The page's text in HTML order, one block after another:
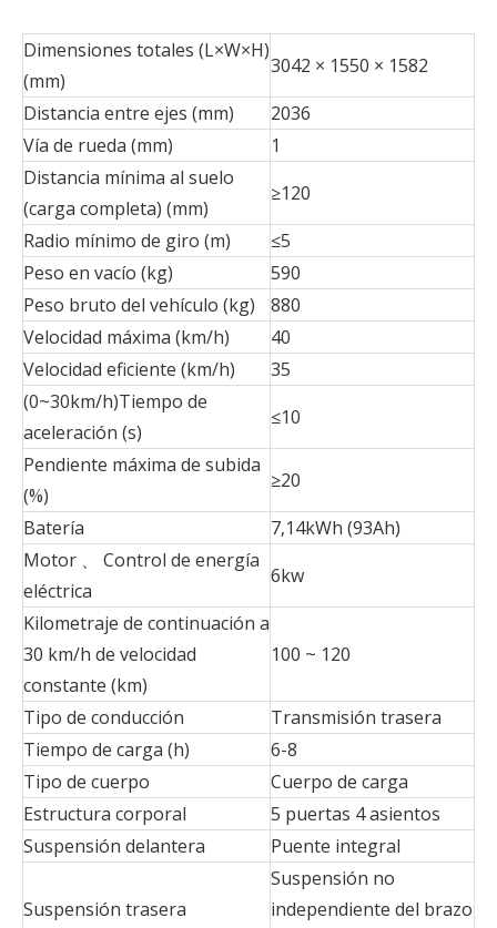
Dimensiones totales (L×W×H)
(mm)
3042 × 1550 × 1582
Distancia entre ejes (mm)
2036
Vía de rueda (mm)
1
Distancia mínima al suelo
(carga completa) (mm)
≥120
Radio mínimo de giro (m)
≤5
Peso en vacío (kg)
590
Peso bruto del vehículo (kg)
880
Velocidad máxima (km/h)
40
Velocidad eficiente (km/h)
35
(0~30km/h)Tiempo de
aceleración (s)
≤10
Pendiente máxima de subida
(%)
≥20
Batería
7,14kWh (93Ah)
Motor 、 Control de energía
eléctrica
6kw
Kilometraje de continuación a
30 km/h de velocidad
constante (km)
100 ~ 120
Tipo de conducción
Transmisión trasera
Tiempo de carga (h)
6-8
Tipo de cuerpo
Cuerpo de carga
Estructura corporal
5 puertas 4 asientos
Suspensión delantera
Puente integral
Suspensión trasera
Suspensión no
independiente del brazo